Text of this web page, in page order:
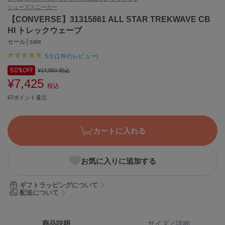
ASICS
アシックス
Ballelite
バレリット
BANDOLIER
Barbour
バブアー
Beyond Closet
Calvin Klein
カルバン・クライン
シューズスニーカー
【CONVERSE】31315861 ALL STAR TREKWAVE CB
HI トレックウェーブ
セール│sale
5.0 (1件のレビュー)
50%OFF ¥14,850税込
¥7,425 税込
67ポイント還元
カートに入れる
お気に入りに追加する
ギフトラッピングについて
配送について
商品説明 サイズ／詳細